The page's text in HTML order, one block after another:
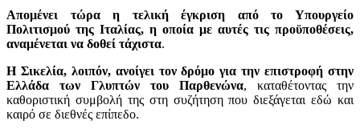
Απομένει τώρα η τελική έγκριση από το Υπουργείο
Πολιτισμού της Ιταλίας, η οποία με αυτές τις προϋποθέσεις,
αναμένεται να δοθεί τάχιστα.
Η Σικελία, λοιπόν, ανοίγει τον δρόμο για την επιστροφή στην
Ελλάδα των Γλυπτών του Παρθενώνα, καταθέτοντας την
καθοριστική συμβολή της στη συζήτηση που διεξάγεται εδώ και
καιρό σε διεθνές επίπεδο.